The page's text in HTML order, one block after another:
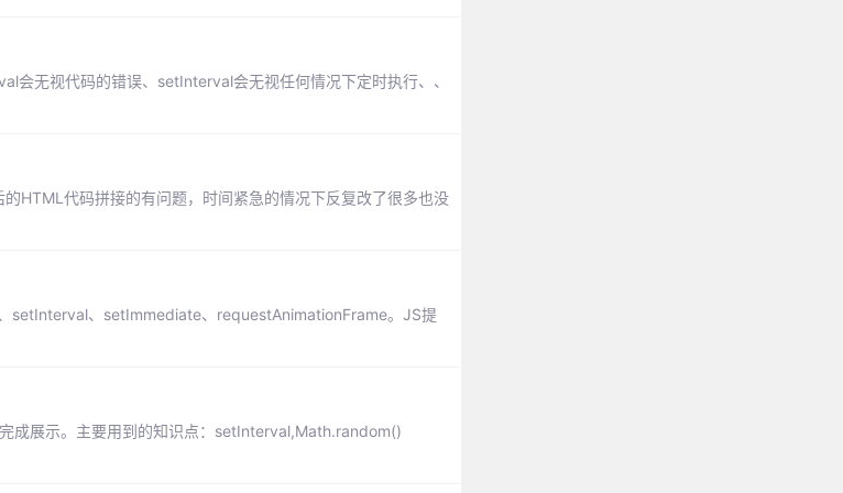
无视代码的错误、setInterval会无视任何情况下定时执行、、
HTML代码拼接的有问题，时间紧急的情况下反复改了很多也没
setInterval、setImmediate、requestAnimationFrame。JS提
成展示。主要用到的知识点：setInterval,Math.random()